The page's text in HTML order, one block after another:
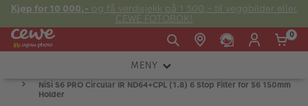
Kjøp for 10 000,- og få verdisjekk på 1 500,- til veggbilder eller
CEWE FOTOBOK!
Man -
09:00 -
Søndag: 14:00 -
0
MENY
KAMERA
NiSi S6 PRO Circular IR ND64+CPL (1.8) 6 Stop Filter for S6 150mm
Holder